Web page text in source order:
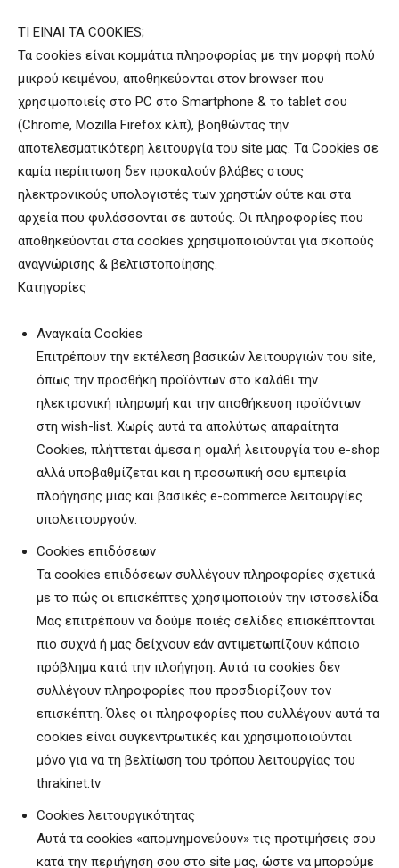
ΤΙ ΕΙΝΑΙ ΤΑ COOKIES;
Τα cookies είναι κομμάτια πληροφορίας με την μορφή πολύ
μικρού κειμένου, αποθηκεύονται στον browser που
χρησιμοποιείς στο PC στο Smartphone & το tablet σου
(Chrome, Mozilla Firefox κλπ), βοηθώντας την
αποτελεσματικότερη λειτουργία του site μας. Τα Cookies σε
καμία περίπτωση δεν προκαλούν βλάβες στους
ηλεκτρονικούς υπολογιστές των χρηστών ούτε και στα
αρχεία που φυλάσσονται σε αυτούς. Οι πληροφορίες που
αποθηκεύονται στα cookies χρησιμοποιούνται για σκοπούς
αναγνώρισης & βελτιστοποίησης.
Κατηγορίες
Αναγκαία Cookies
Επιτρέπουν την εκτέλεση βασικών λειτουργιών του site,
όπως την προσθήκη προϊόντων στο καλάθι την
ηλεκτρονική πληρωμή και την αποθήκευση προϊόντων
στη wish-list. Χωρίς αυτά τα απολύτως απαραίτητα
Cookies, πλήττεται άμεσα η ομαλή λειτουργία του e-shop
αλλά υποβαθμίζεται και η προσωπική σου εμπειρία
πλοήγησης μιας και βασικές e-commerce λειτουργίες
υπολειτουργούν.
Cookies επιδόσεων
Τα cookies επιδόσεων συλλέγουν πληροφορίες σχετικά
με το πώς οι επισκέπτες χρησιμοποιούν την ιστοσελίδα.
Μας επιτρέπουν να δούμε ποιές σελίδες επισκέπτονται
πιο συχνά ή μας δείχνουν εάν αντιμετωπίζουν κάποιο
πρόβλημα κατά την πλοήγηση. Αυτά τα cookies δεν
συλλέγουν πληροφορίες που προσδιορίζουν τον
επισκέπτη. Όλες οι πληροφορίες που συλλέγουν αυτά τα
cookies είναι συγκεντρωτικές και χρησιμοποιούνται
μόνο για να τη βελτίωση του τρόπου λειτουργίας του
thrakinet.tv
Cookies λειτουργικότητας
Αυτά τα cookies «απομνημονεύουν» τις προτιμήσεις σου
κατά την περιήγηση σου στο site μας, ώστε να μπορούμε